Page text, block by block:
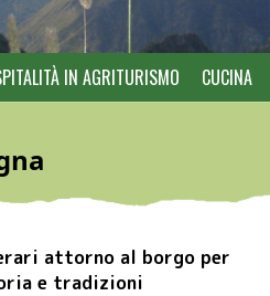
IN AGRITURISMO CUCINA
attorno al borgo per
e tradizioni